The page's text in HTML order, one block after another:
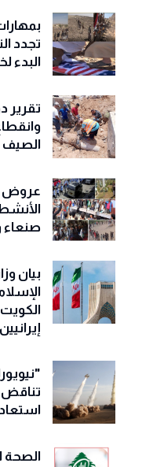
تجدد
البدء
تقرير
الصيف
عروض
صنعاء
‏بيان
إيرانيين
تناقض